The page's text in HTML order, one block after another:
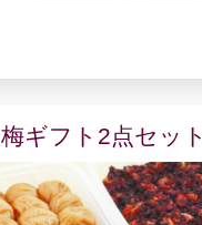
梅ギフト2点セット